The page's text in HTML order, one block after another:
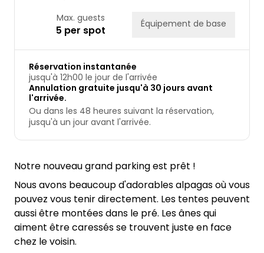
Max. guests
5 per spot Équipement de base
Réservation instantanée
jusqu'à 12h00 le jour de l'arrivée
Annulation gratuite jusqu'à 30 jours avant
l'arrivée.
Ou dans les 48 heures suivant la réservation,
jusqu'à un jour avant l'arrivée.
Notre nouveau grand parking est prêt !
Nous avons beaucoup d'adorables alpagas où vous
pouvez vous tenir directement. Les tentes peuvent
aussi être montées dans le pré. Les ânes qui
aiment être caressés se trouvent juste en face
chez le voisin.